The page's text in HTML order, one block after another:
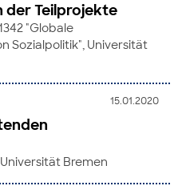
der Teilprojekte
"Globale
Sozialpolitik", Universität
15.01.2020
Bremen